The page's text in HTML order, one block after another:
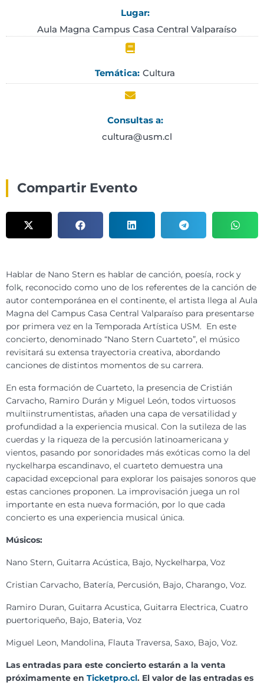
Hablar de Nano Stern es hablar de canción, poesía, rock y
folk, reconocido como uno de los referentes de la canción de
autor contemporánea en el continente, el artista llega al Aula
Magna del Campus Casa Central Valparaíso para presentarse
por primera vez en la Temporada Artística USM. En este
concierto, denominado “Nano Stern Cuarteto”, el músico
revisitará su extensa trayectoria creativa, abordando
canciones de distintos momentos de su carrera.
En esta formación de Cuarteto, la presencia de Cristián
Carvacho, Ramiro Durán y Miguel León, todos virtuosos
multiinstrumentistas, añaden una capa de versatilidad y
profundidad a la experiencia musical. Con la sutileza de las
cuerdas y la riqueza de la percusión latinoamericana y
vientos, pasando por sonoridades más exóticas como la del
nyckelharpa escandinavo, el cuarteto demuestra una
capacidad excepcional para explorar los paisajes sonoros que
estas canciones proponen. La improvisación juega un rol
importante en esta nueva formación, por lo que cada
concierto es una experiencia musical única.
Músicos:
Nano Stern, Guitarra Acústica, Bajo, Nyckelharpa, Voz
Cristian Carvacho, Batería, Percusión, Bajo, Charango, Voz.
Ramiro Duran, Guitarra Acustica, Guitarra Electrica, Cuatro
puertoriqueño, Bajo, Bateria, Voz
Miguel Leon, Mandolina, Flauta Traversa, Saxo, Bajo, Voz.
Las entradas para este concierto estarán a la venta
próximamente en Ticketpro.cl. El valor de las entradas es
Lugar:
Aula Magna Campus Casa Central Valparaíso
Temática: Cultura
Consultas a:
cultura@usm.cl
Compartir Evento